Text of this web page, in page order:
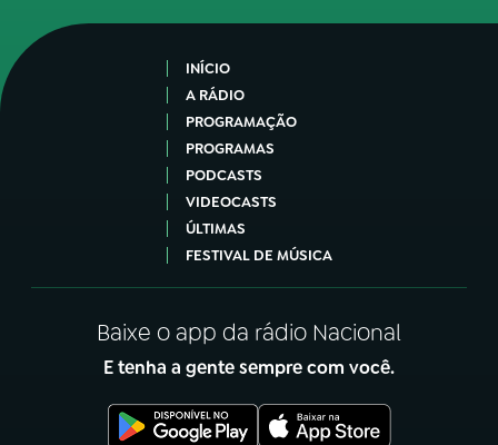
INÍCIO
A RÁDIO
PROGRAMAÇÃO
PROGRAMAS
PODCASTS
VIDEOCASTS
ÚLTIMAS
FESTIVAL DE MÚSICA
Baixe o app da rádio Nacional
E tenha a gente sempre com você.